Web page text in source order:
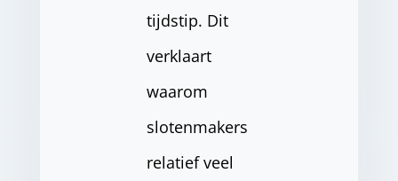
tijdstip. Dit
verklaart
waarom
slotenmakers
relatief veel